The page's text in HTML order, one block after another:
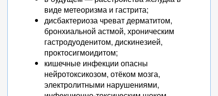
виде метеоризма и гастрита;
дисбактериоза чреват дерматитом,
бронхиальной астмой, хроническим
гастродуоденитом, дискинезией,
проктосигмоидитом;
кишечные инфекции опасны
нейротоксикозом, отёком мозга,
электролитными нарушениями,